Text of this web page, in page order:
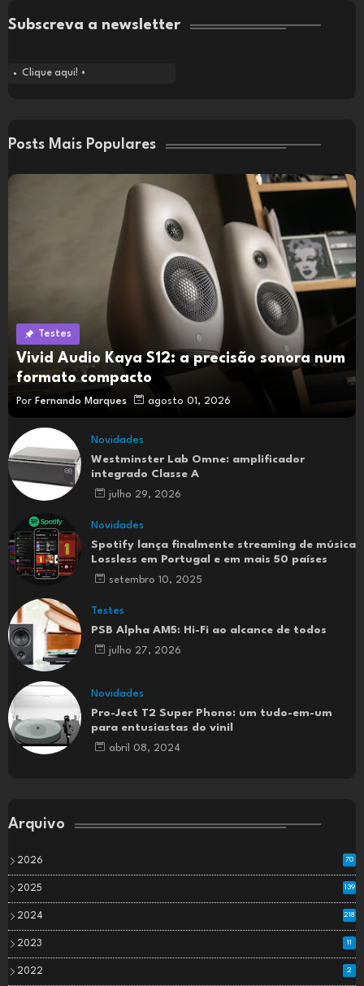
Subscreva a newsletter
Clique aqui! •
Posts Mais Populares
Testes
Vivid Audio Kaya S12: a precisão sonora num
formato compacto
Por Fernando Marques agosto 01, 2026
Novidades
Westminster Lab Omne: amplificador
integrado Classe A
julho 29, 2026
Novidades
Spotify lança finalmente streaming de música
Lossless em Portugal e em mais 50 países
setembro 10, 2025
Testes
PSB Alpha AM5: Hi-Fi ao alcance de todos
julho 27, 2026
Novidades
Pro-Ject T2 Super Phono: um tudo-em-um
para entusiastas do vinil
abril 08, 2024
Arquivo
2026 70
2025 139
2024 218
2023 11
2022 2